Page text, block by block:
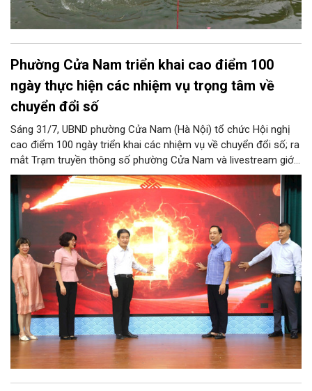
Phường Cửa Nam triển khai cao điểm 100
ngày thực hiện các nhiệm vụ trọng tâm về
chuyển đổi số
Sáng 31/7, UBND phường Cửa Nam (Hà Nội) tổ chức Hội nghị
cao điểm 100 ngày triển khai các nhiệm vụ về chuyển đổi số; ra
mắt Trạm truyền thông số phường Cửa Nam và livestream giới
thiệu các sản phẩm du lịch gắn với di sản, văn hóa kiến trúc
trên địa bàn.